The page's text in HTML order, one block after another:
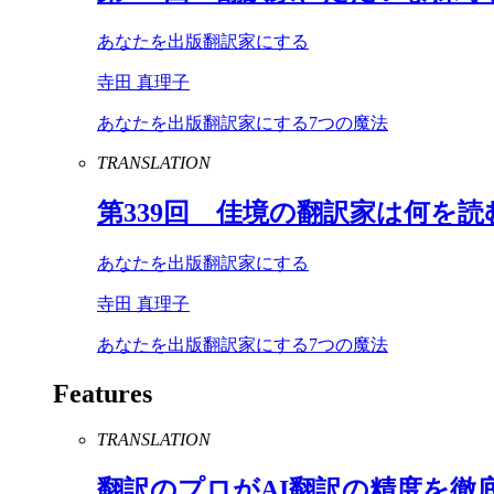
あなたを出版翻訳家にする
寺田 真理子
あなたを出版翻訳家にする7つの魔法
TRANSLATION
第339回 佳境の翻訳家は何を読
あなたを出版翻訳家にする
寺田 真理子
あなたを出版翻訳家にする7つの魔法
Features
TRANSLATION